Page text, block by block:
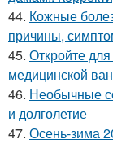
44. Кожные
причины,
45. Откройте
медицинской
46. Необычные
и долголетие
47. Осень-зима